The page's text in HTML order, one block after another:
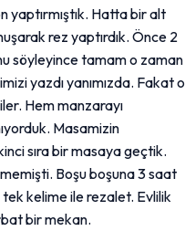
yaptırmıştık. Hatta bir alt
rez yaptırdık. Önce 2
söyleyince tamam o zaman
yazdı yanımızda. Fakat o
Hem manzarayı
Masamizin
sıra bir masaya geçtik.
Boşu boşuna 3 saat
kelime ile rezalet. Evlilik
bir mekan.